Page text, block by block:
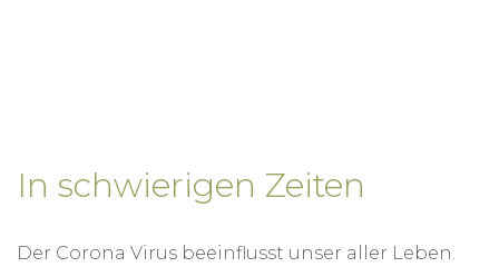
In schwierigen Zeiten
Der Corona Virus beeinflusst unser aller Leben.